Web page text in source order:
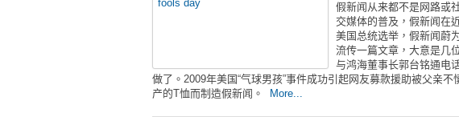
假新闻从来都不是网路或
交媒体的普及，假新闻在
美国总统选举，假新闻蔚
流传一篇文章，大意是几
与鸿海董事长郭台铭通电
做了。2009年美国“气球男孩”事件成功引起网友募款援助被父亲
产的T恤而制造假新闻。
More...